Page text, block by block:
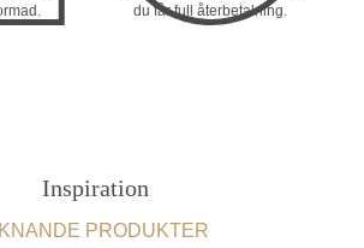
du får full återbetalning.
Inspiration
PRODUKTER